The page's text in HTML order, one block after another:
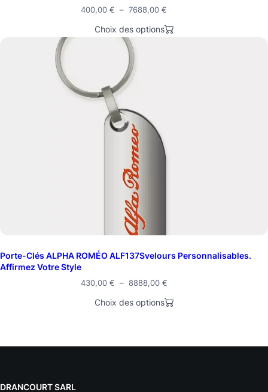
400,00 € – 7688,00 €
Choix des options
Porte-Clés ALPHA ROMÉO ALF137Svelours Personnalisables.
Affirmez Votre Style
430,00 € – 8888,00 €
Choix des options
DRANCOURT SARL